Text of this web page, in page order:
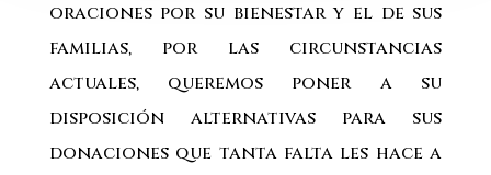
oraciones por su bienestar y el de sus
familias, por las circunstancias
actuales, queremos poner a su
disposición alternativas para sus
donaciones que tanta falta les hace a